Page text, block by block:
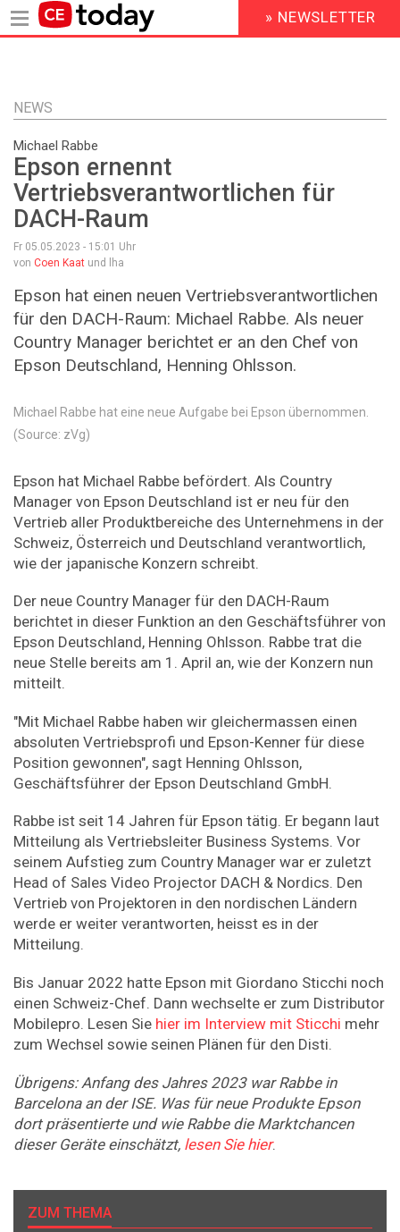
Inhalt
HEADER
MENU
» NEWSLETTER
NEWS
Michael Rabbe
Epson ernennt
Vertriebsverantwortlichen für
DACH-Raum
Fr 05.05.2023 - 15:01 Uhr
von Coen Kaat und lha
Epson hat einen neuen Vertriebsverantwortlichen
für den DACH-Raum: Michael Rabbe. Als neuer
Country Manager berichtet er an den Chef von
Epson Deutschland, Henning Ohlsson.
Michael Rabbe hat eine neue Aufgabe bei Epson übernommen.
(Source: zVg)
Epson hat Michael Rabbe befördert. Als Country
Manager von Epson Deutschland ist er neu für den
Vertrieb aller Produktbereiche des Unternehmens in der
Schweiz, Österreich und Deutschland verantwortlich,
wie der japanische Konzern schreibt.
Der neue Country Manager für den DACH-Raum
berichtet in dieser Funktion an den Geschäftsführer von
Epson Deutschland, Henning Ohlsson. Rabbe trat die
neue Stelle bereits am 1. April an, wie der Konzern nun
mitteilt.
"Mit Michael Rabbe haben wir gleichermassen einen
absoluten Vertriebsprofi und Epson-Kenner für diese
Position gewonnen", sagt Henning Ohlsson,
Geschäftsführer der Epson Deutschland GmbH.
Rabbe ist seit 14 Jahren für Epson tätig. Er begann laut
Mitteilung als Vertriebsleiter Business Systems. Vor
seinem Aufstieg zum Country Manager war er zuletzt
Head of Sales Video Projector DACH & Nordics. Den
Vertrieb von Projektoren in den nordischen Ländern
werde er weiter verantworten, heisst es in der
Mitteilung.
Bis Januar 2022 hatte Epson mit Giordano Sticchi noch
einen Schweiz-Chef. Dann wechselte er zum Distributor
Mobilepro. Lesen Sie hier im Interview mit Sticchi mehr
zum Wechsel sowie seinen Plänen für den Disti.
Übrigens: Anfang des Jahres 2023 war Rabbe in
Barcelona an der ISE. Was für neue Produkte Epson
dort präsentierte und wie Rabbe die Marktchancen
dieser Geräte einschätzt, lesen Sie hier.
ZUM THEMA